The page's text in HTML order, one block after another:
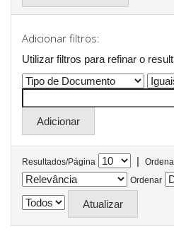
Adicionar filtros:
Utilizar filtros para refinar o
Resultados/Página |
Ordenar